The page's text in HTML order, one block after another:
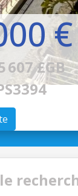
€
607 £GB